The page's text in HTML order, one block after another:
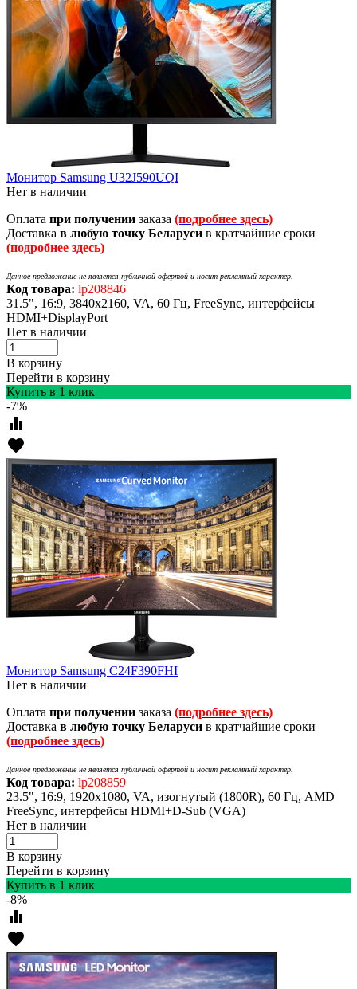
Монитор Samsung U32J590UQI
Нет в наличии
Оплата при получении заказа (подробнее здесь)
Доставка в любую точку Беларуси в кратчайшие сроки
(подробнее здесь)
Данное предложение не является публичной офертой и носит рекламный характер.
Код товара: lp208846
31.5", 16:9, 3840x2160, VA, 60 Гц, FreeSync, интерфейсы
HDMI+DisplayPort
Нет в наличии
В корзину
Перейти в корзину
Купить в 1 клик
-7%
equalizer
favorite
Монитор Samsung C24F390FHI
Нет в наличии
Оплата при получении заказа (подробнее здесь)
Доставка в любую точку Беларуси в кратчайшие сроки
(подробнее здесь)
Данное предложение не является публичной офертой и носит рекламный характер.
Код товара: lp208859
23.5", 16:9, 1920x1080, VA, изогнутый (1800R), 60 Гц, AMD
FreeSync, интерфейсы HDMI+D-Sub (VGA)
Нет в наличии
В корзину
Перейти в корзину
Купить в 1 клик
-8%
equalizer
favorite